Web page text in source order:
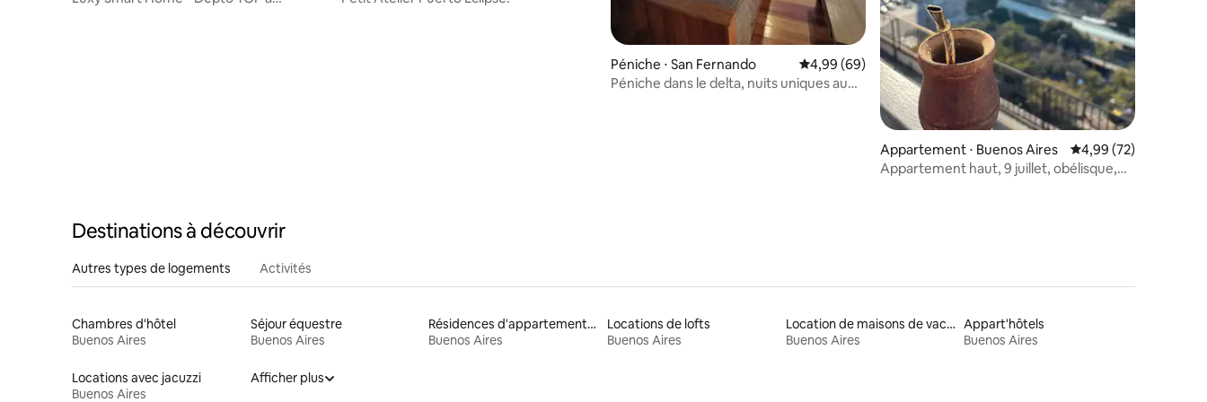
Péniche ⋅ San Fernando Évaluation moyenne sur la base de 69 commentaires : 4,99 sur 5
4,99 (69)
Péniche dans le delta, nuits uniques au
Appartement ⋅ Buenos Aires Évaluation moyenne
4,99 (72)
Appartement haut, 9 juillet, obélisque,
Destinations à découvrir
Autres types de logements Activités
Chambres d'hôtel
Buenos Aires
Séjour équestre
Buenos Aires
Résidences d'appartements en location
Buenos Aires
Locations de lofts
Buenos Aires
Location de maisons de vacances
Buenos Aires
Appart'hôtels
Buenos Aires
Locations avec jacuzzi
Buenos Aires
Afficher plus